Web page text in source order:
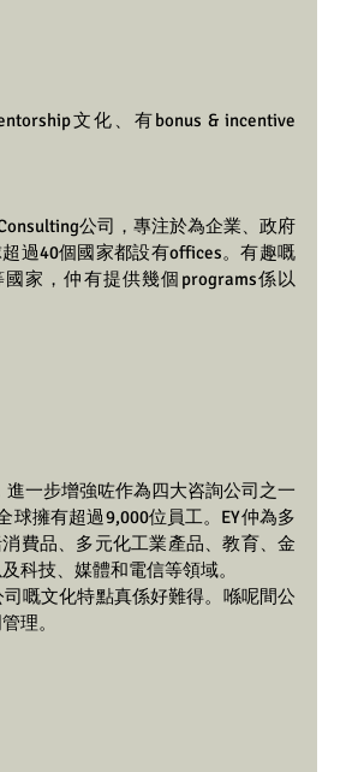
文化、有bonus & incentive
公司，專注於為企業、政府
過40個國家都設有offices。有趣嘅
家，仲有提供幾個programs係以
進一步增強咗作為四大咨詢公司之一
球擁有超過9,000位員工。EY仲為多
費品、多元化工業產品、教育、金
科技、媒體和電信等領域。
嘅文化特點真係好難得。喺呢間公
理。